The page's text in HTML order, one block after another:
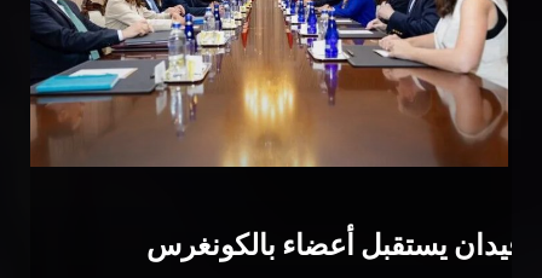
فيدان يستقبل أعضاء بالكونغرس